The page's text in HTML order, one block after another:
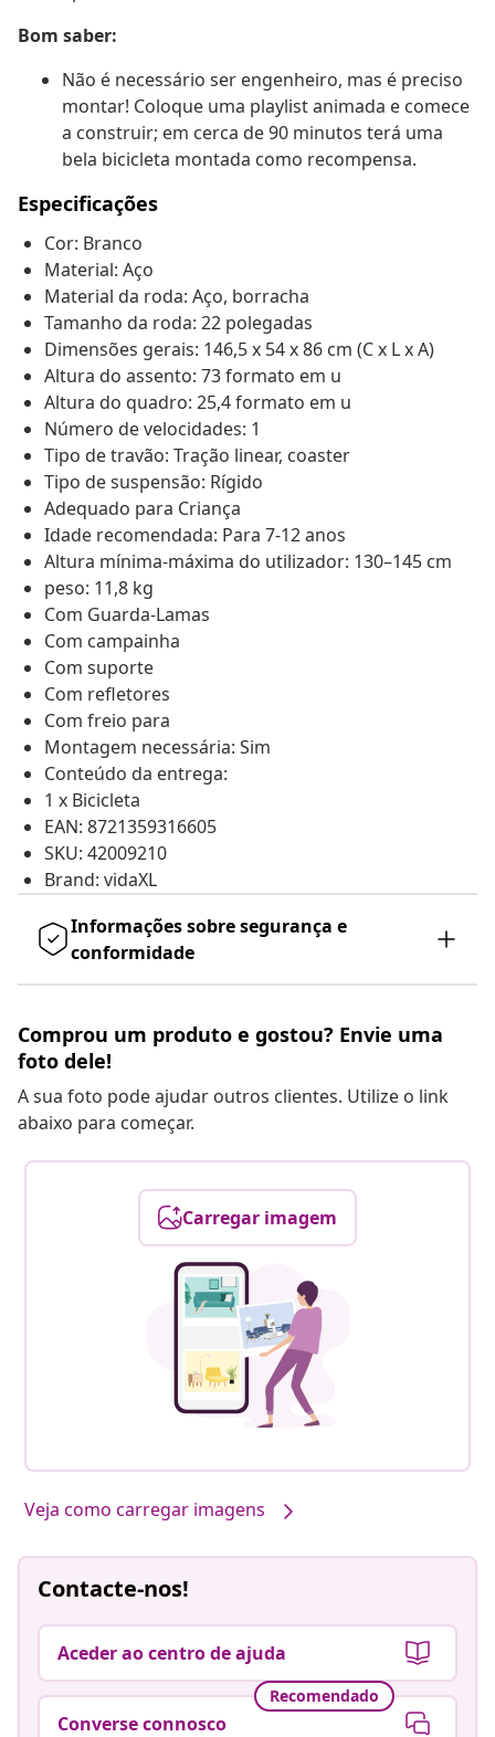
Bom saber:
Não é necessário ser engenheiro, mas é preciso
montar! Coloque uma playlist animada e comece
a construir; em cerca de 90 minutos terá uma
bela bicicleta montada como recompensa.
Especificações
Cor: Branco
Material: Aço
Material da roda: Aço, borracha
Tamanho da roda: 22 polegadas
Dimensões gerais: 146,5 x 54 x 86 cm (C x L x A)
Altura do assento: 73 formato em u
Altura do quadro: 25,4 formato em u
Número de velocidades: 1
Tipo de travão: Tração linear, coaster
Tipo de suspensão: Rígido
Adequado para Criança
Idade recomendada: Para 7-12 anos
Altura mínima-máxima do utilizador: 130–145 cm
peso: 11,8 kg
Com Guarda-Lamas
Com campainha
Com suporte
Com refletores
Com freio para
Montagem necessária: Sim
Conteúdo da entrega:
1 x Bicicleta
EAN: 8721359316605
SKU: 42009210
Brand: vidaXL
Informações sobre segurança e
conformidade
Comprou um produto e gostou? Envie uma
foto dele!
A sua foto pode ajudar outros clientes. Utilize o link
abaixo para começar.
Carregar imagem
Veja como carregar imagens
Contacte-nos!
Aceder ao centro de ajuda
Recomendado
Converse connosco